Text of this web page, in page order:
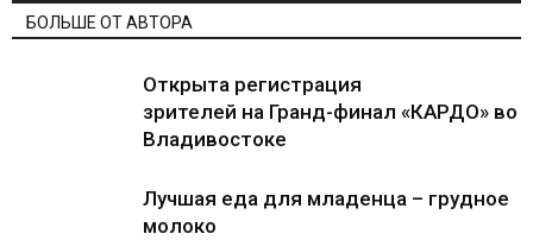
БОЛЬШЕ ОТ АВТОРА
Открыта регистрация
зрителей на Гранд-финал «КАРДО» во
Владивостоке
Лучшая еда для младенца – грудное
молоко